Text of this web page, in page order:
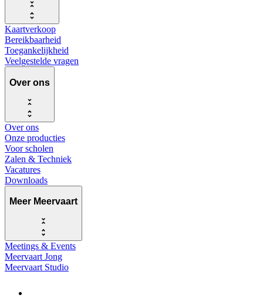
Kaartverkoop
Bereikbaarheid
Toegankelijkheid
Veelgestelde vragen
Over ons
Over ons
Onze producties
Voor scholen
Zalen & Techniek
Vacatures
Downloads
Meer Meervaart
Meetings & Events
Meervaart Jong
Meervaart Studio